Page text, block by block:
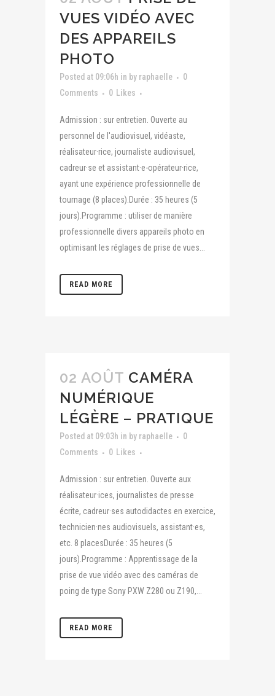
VUES VIDÉO AVEC
DES APPAREILS
PHOTO
Posted at 09:06h in by raphaelle
0
Comments
0 Likes
Admission : sur entretien. Ouverte au
personnel de l'audiovisuel, vidéaste,
réalisateur·rice, journaliste audiovisuel,
cadreur·se et assistant·e-opérateur·rice,
ayant une expérience professionnelle de
tournage (8 places).Durée : 35 heures (5
jours).Programme : utiliser de manière
professionnelle divers appareils photo en
optimisant les réglages de prise de vues...
READ MORE
02 AOÛT CAMÉRA
NUMÉRIQUE
LÉGÈRE – PRATIQUE
Posted at 09:03h in by raphaelle
0
Comments
0 Likes
Admission : sur entretien. Ouverte aux
réalisateur·ices, journalistes de presse
écrite, cadreur·ses autodidactes en exercice,
technicien·nes audiovisuels, assistant·es,
etc. 8 placesDurée : 35 heures (5
jours).Programme : Apprentissage de la
prise de vue vidéo avec des caméras de
poing de type Sony PXW Z280 ou Z190,...
READ MORE